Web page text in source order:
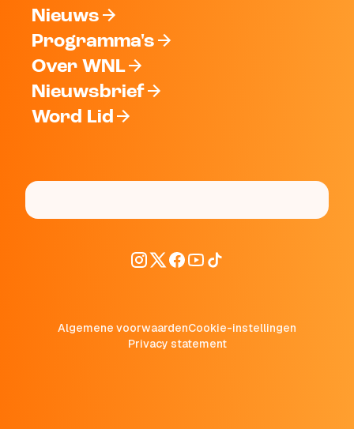
Nieuws
Programma's
Over WNL
Nieuwsbrief
Word Lid
Algemene voorwaardenCookie-instellingen
Privacy statement